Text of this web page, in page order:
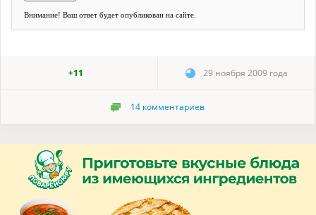
Внимание! Ваш ответ будет опубликован на сайте.
+11 29 ноября 2009 года
14 комментариев